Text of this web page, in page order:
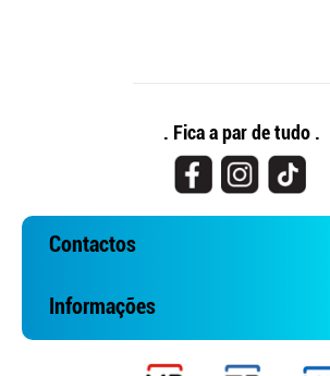
Continuar a comprar
. Fica a par de tudo .
Contactos
Informações